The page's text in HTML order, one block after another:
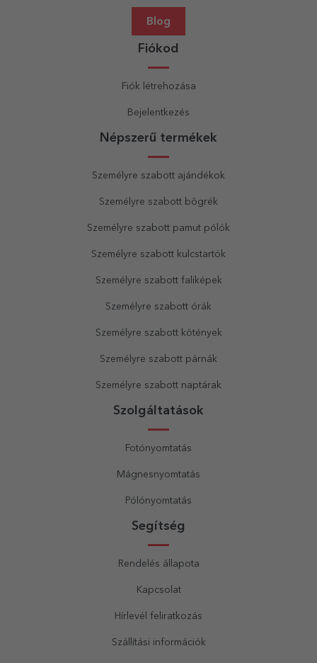
Blog
Fiókod
Fiók létrehozása
Bejelentkezés
Népszerű termékek
Személyre szabott ajándékok
Személyre szabott bögrék
Személyre szabott pamut pólók
Személyre szabott kulcstartók
Személyre szabott faliképek
Személyre szabott órák
Személyre szabott kötények
Személyre szabott párnák
Személyre szabott naptárak
Szolgáltatások
Fotónyomtatás
Mágnesnyomtatás
Pólónyomtatás
Segítség
Rendelés állapota
Kapcsolat
Hírlevél feliratkozás
Szállítási információk